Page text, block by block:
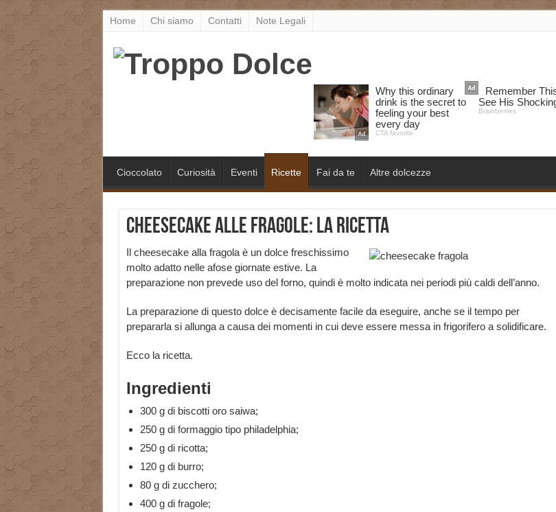
Home Chi siamo Contatti Note Legali
Cioccolato Curiosità Eventi Ricette Fai da te Altre dolcezze
Cheesecake alle Fragole: la Ricetta
Il cheesecake alla fragola è un dolce freschissimo
molto adatto nelle afose giornate estive. La
preparazione non prevede uso del forno, quindi è molto indicata nei periodi più caldi dell’anno.
La preparazione di questo dolce è decisamente facile da eseguire, anche se il tempo per
prepararla si allunga a causa dei momenti in cui deve essere messa in frigorifero a solidificare.
Ecco la ricetta.
Ingredienti
300 g di biscotti oro saiwa;
250 g di formaggio tipo philadelphia;
250 g di ricotta;
120 g di burro;
80 g di zucchero;
400 g di fragole;